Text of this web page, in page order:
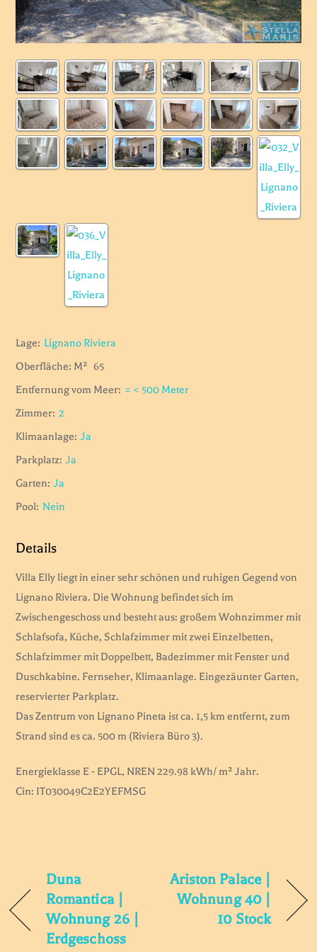
Lage: Lignano Riviera
Oberfläche: M² 65
Entfernung vom Meer: = < 500 Meter
Zimmer: 2
Klimaanlage: Ja
Parkplatz: Ja
Garten: Ja
Pool: Nein
Details
Villa Elly liegt in einer sehr schönen und ruhigen Gegend von
Lignano Riviera. Die Wohnung befindet sich im
Zwischengeschoss und besteht aus: großem Wohnzimmer mit
Schlafsofa, Küche, Schlafzimmer mit zwei Einzelbetten,
Schlafzimmer mit Doppelbett, Badezimmer mit Fenster und
Duschkabine. Fernseher, Klimaanlage. Eingezäunter Garten,
reservierter Parkplatz.
Das Zentrum von Lignano Pineta ist ca. 1,5 km entfernt, zum
Strand sind es ca. 500 m (Riviera Büro 3).
Energieklasse E - EPGL, NREN 229.98 kWh/ m² Jahr.
Cin: IT030049C2E2YEFMSG
Duna
Romantica |
Wohnung 26 |
Erdgeschoss
Ariston Palace |
Wohnung 40 |
10 Stock